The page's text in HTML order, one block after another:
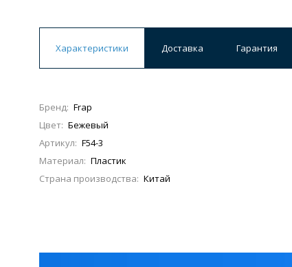
Характеристики Доставка Гарантия
Бренд: Frap
Цвет: Бежевый
Артикул: F54-3
Материал: Пластик
Страна производства: Китай